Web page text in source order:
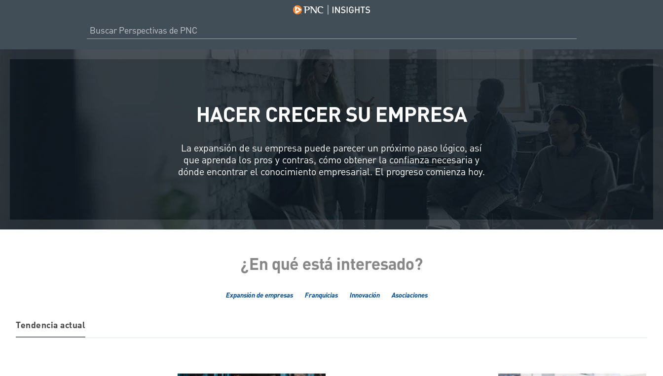
HACER CRECER SU EMPRESA
La expansión de su empresa puede parecer un próximo paso lógico, así
que aprenda los pros y contras, cómo obtener la confianza necesaria y
dónde encontrar el conocimiento empresarial. El progreso comienza hoy.
¿En qué está interesado?
Expansión de empresas Franquicias Innovación Asociaciones
Tendencia actual